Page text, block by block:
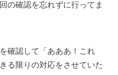
の確認を忘れずに行ってま
確認して「あああ！これ
る限りの対応をさせていた